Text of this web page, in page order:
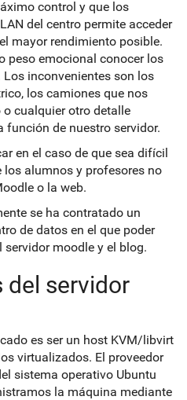
control y que los
del centro permite acceder
mayor rendimiento posible.
peso emocional conocer los
inconvenientes son los
los camiones que nos
cualquier otro detalle
función de nuestro servidor.
en el caso de que sea difícil
los alumnos y profesores no
o la web.
se ha contratado un
de datos en el que poder
servidor moodle y el blog.
del servidor
es ser un host KVM/libvirt
virtualizados. El proveedor
sistema operativo Ubuntu
la máquina mediante